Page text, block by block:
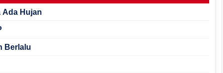
Ada Hujan
Berlalu